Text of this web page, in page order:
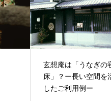
玄想庵は「うなぎの
床」？ー長い空間を
したご利用例ー